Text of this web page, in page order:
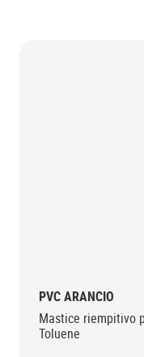
PVC ARANCIO
Mastice riempitivo
Toluene